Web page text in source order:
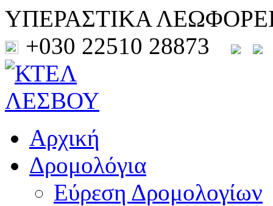
ΥΠΕΡΑΣΤΙΚΑ
+030 22510 28873
Αρχική
Δρομολόγια
Εύρεση Δρομολογίων